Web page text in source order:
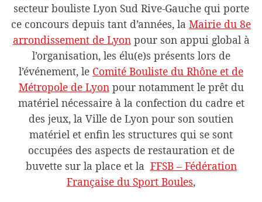
secteur bouliste Lyon Sud Rive-Gauche qui porte
ce concours depuis tant d’années, la Mairie du 8e
arrondissement de Lyon pour son appui global à
l’organisation, les élu(e)s présents lors de
l’événement, le Comité Bouliste du Rhône et de
Métropole de Lyon pour notamment le prêt du
matériel nécessaire à la confection du cadre et
des jeux, la Ville de Lyon pour son soutien
matériel et enfin les structures qui se sont
occupées des aspects de restauration et de
buvette sur la place et la FFSB – Fédération
Française du Sport Boules,